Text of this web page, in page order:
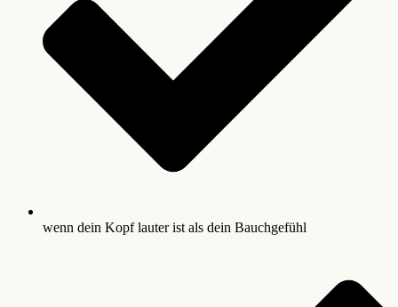
wenn dein Kopf lauter ist als dein Bauchgefühl